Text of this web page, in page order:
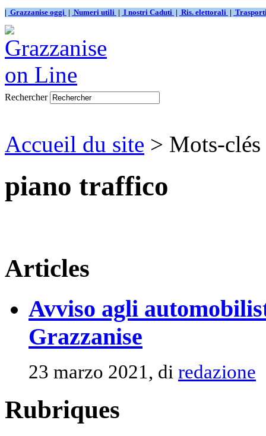
| Grazzanise oggi | Numeri utili | I nostri Caduti | Ris. elettorali |
Rechercher
Accueil du site > Mots-
piano traffico
Articles
Avviso agli
Grazzanise
23 marzo 2021, di redazione
Rubriques